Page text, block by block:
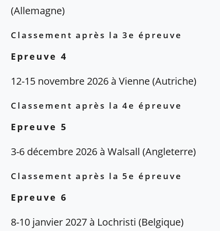
(Allemagne)
Classement après la 3e épreuve
Epreuve 4
12-15 novembre 2026 à Vienne (Autriche)
Classement après la 4e épreuve
Epreuve 5
3-6 décembre 2026 à Walsall (Angleterre)
Classement après la 5e épreuve
Epreuve 6
8-10 janvier 2027 à Lochristi (Belgique)